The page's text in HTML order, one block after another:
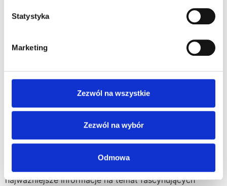
Statystyka
Marketing
Zezwól na wszystkie
Zezwól na wybór
Odmowa
10 ciekawostek o świetle, dzięki którym spojrzysz
najważniejsze informacje na temat fascynujących